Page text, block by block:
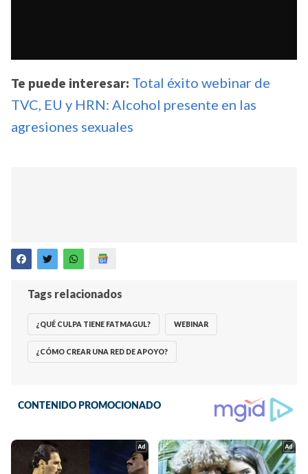
Te puede interesar: Total éxito webinar de
TVC, EU y HRN: Alcohol presente en las
agresiones sexuales
Tags relacionados
¿QUÉ CULPA TIENE FATMAGUL? WEBINAR
¿CÓMO CREAR UNA RED DE APOYO?